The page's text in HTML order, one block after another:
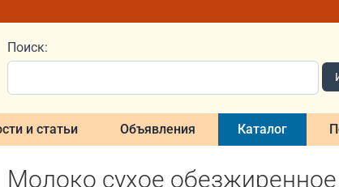
Поиск:
и статьи Объявления Каталог
Молоко сухое обезжиренное